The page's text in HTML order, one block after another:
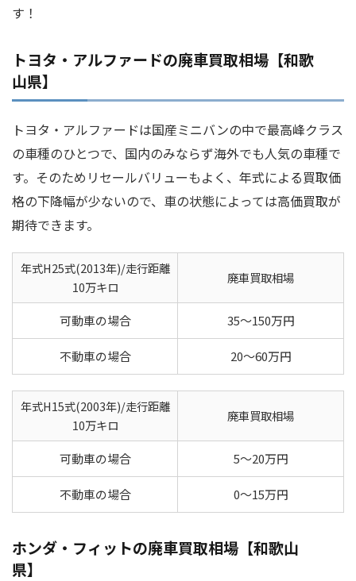
す！
トヨタ・アルファードの廃車買取相場【和歌
山県】
トヨタ・アルファードは国産ミニバンの中で最高峰クラス
の車種のひとつで、国内のみならず海外でも人気の車種で
す。そのためリセールバリューもよく、年式による買取価
格の下降幅が少ないので、車の状態によっては高価買取が
期待できます。
年式H25式(2013年)/走行距離
10万キロ
廃車買取相場
可動車の場合 35～150万円
不動車の場合 20～60万円
年式H15式(2003年)/走行距離
10万キロ
廃車買取相場
可動車の場合 5～20万円
不動車の場合 0～15万円
ホンダ・フィットの廃車買取相場【和歌山
県】